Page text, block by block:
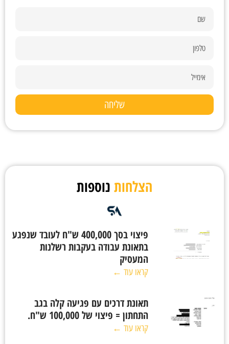
שליחה
הצלחות נוספות
פיצוי בסך 400,000 ש"ח לעובד שנפגע
בתאונת עבודה בעקבות רשלנות
המעסיק
קראו עוד ←
תאונת דרכים עם פגיעה קלה בגב
התחתון = פיצוי של 100,000 ש"ח.
קראו עוד ←